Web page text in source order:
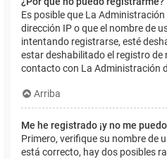
Es posible que La
dirección IP o que el nombre de
intentando registrarse, esté
estar deshabilitado el registro de
contacto con La Administración
Arriba
Me he registrado ¡y no me
Primero, verifique su nombre de
está correcto, hay dos posibles